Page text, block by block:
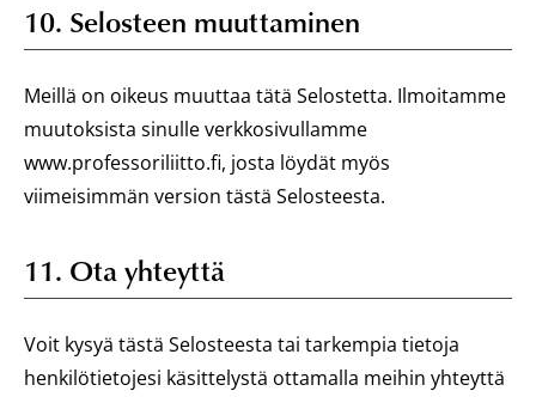
10. Selosteen muuttaminen
Meillä on oikeus muuttaa tätä Selostetta. Ilmoitamme
muutoksista sinulle verkkosivullamme
www.professoriliitto.fi, josta löydät myös
viimeisimmän version tästä Selosteesta.
11. Ota yhteyttä
Voit kysyä tästä Selosteesta tai tarkempia tietoja
henkilötietojesi käsittelystä ottamalla meihin yhteyttä